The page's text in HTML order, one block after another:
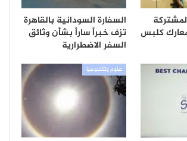
كلبس
السفارة السودانية بالقاهرة
تزف خبراً ساراً بشأن وثائق
السفر الاضطرارية
علوم وتكنلوجيا